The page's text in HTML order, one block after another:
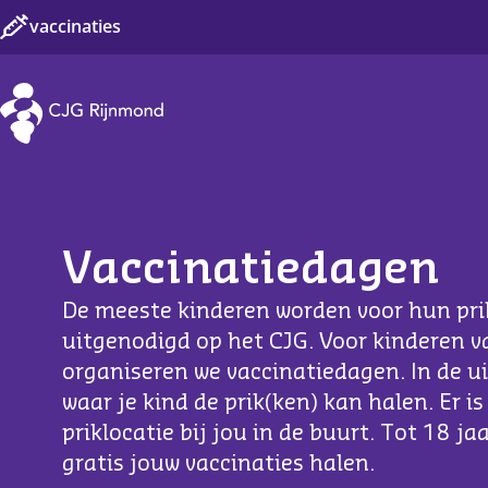
vaccinaties
Vaccinaties CJG Rijnmond
DKTP
DKTP-Hib-HepB
DTP
Pneu
Difterie
Hepatitis B
Hib-ziekten
Humaan papillomavirus
Vaccinatiedagen
De meeste kinderen worden voor hun
uitgenodigd op het CJG. Voor kinderen
organiseren we vaccinatiedagen. In de
waar je kind de prik(ken) kan halen. Er
priklocatie bij jou in de buurt. Tot 18
gratis jouw vaccinaties halen.